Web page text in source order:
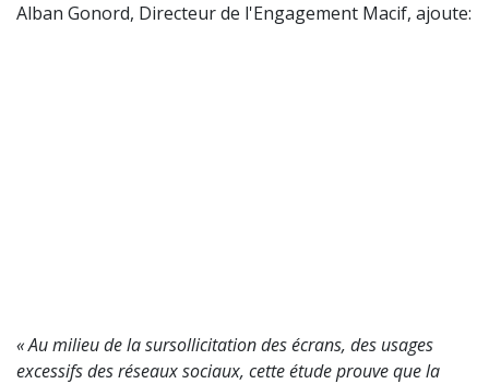
Alban Gonord, Directeur de l'Engagement Macif, ajoute:
« Au milieu de la sursollicitation des écrans, des usages
excessifs des réseaux sociaux, cette étude prouve que la